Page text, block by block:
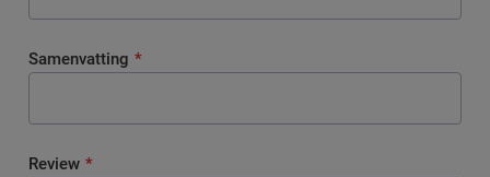
Samenvatting
Review